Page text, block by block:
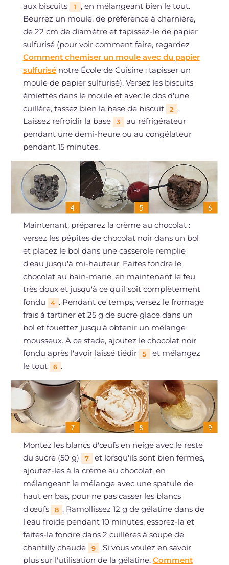
aux biscuits
1
, en mélangeant bien le tout.
Beurrez un moule, de préférence à charnière,
de 22 cm de diamètre et tapissez-le de papier
sulfurisé (pour voir comment faire, regardez
Comment chemiser un moule avec du papier
sulfurisénotre École de Cuisine : tapisser un
moule de papier sulfurisé). Versez les biscuits
émiettés dans le moule et avec le dos d'une
cuillère, tassez bien la base de biscuit
2 .
Laissez refroidir la base
3
au réfrigérateur
pendant une demi-heure ou au congélateur
pendant 15 minutes.
Maintenant, préparez la crème au chocolat :
versez les pépites de chocolat noir dans un bol
et placez le bol dans une casserole remplie
d'eau jusqu'à mi-hauteur. Faites fondre le
chocolat au bain-marie, en maintenant le feu
très doux et jusqu'à ce qu'il soit complètement
fondu
4 . Pendant ce temps, versez le fromage
frais à tartiner et 25 g de sucre glace dans un
bol et fouettez jusqu'à obtenir un mélange
mousseux. À ce stade, ajoutez le chocolat noir
fondu après l'avoir laissé tiédir
5
et mélangez
le tout
6 .
Montez les blancs d'œufs en neige avec le reste
du sucre (50 g)
7
et lorsqu'ils sont bien fermes,
ajoutez-les à la crème au chocolat, en
mélangeant le mélange avec une spatule de
haut en bas, pour ne pas casser les blancs
d'œufs
8 . Ramollissez 12 g de gélatine dans de
l'eau froide pendant 10 minutes, essorez-la et
faites-la fondre dans 2 cuillères à soupe de
chantilly chaude
9 . Si vous voulez en savoir
plus sur l'utilisation de la gélatine, Comment